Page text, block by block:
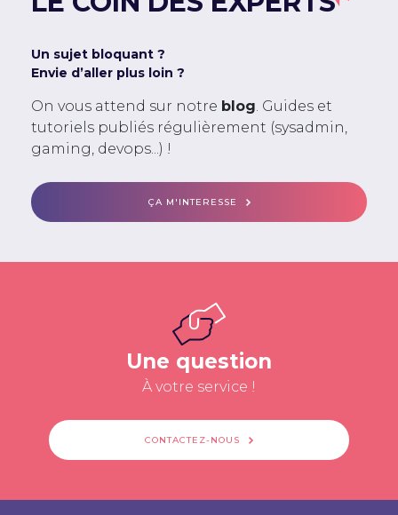
Un sujet bloquant ?
Envie d’aller plus loin ?
On vous attend sur notre blog. Guides et
tutoriels publiés régulièrement (sysadmin,
gaming, devops...) !
ÇA M'INTERESSE
Une question
À votre service !
CONTACTEZ-NOUS